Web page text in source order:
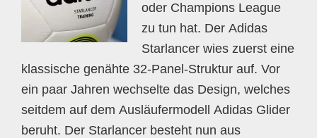
oder Champions League
zu tun hat. Der Adidas
Starlancer wies zuerst eine
klassische genähte 32-Panel-Struktur auf. Vor
ein paar Jahren wechselte das Design, welches
seitdem auf dem Ausläufermodell Adidas Glider
beruht. Der Starlancer besteht nun aus